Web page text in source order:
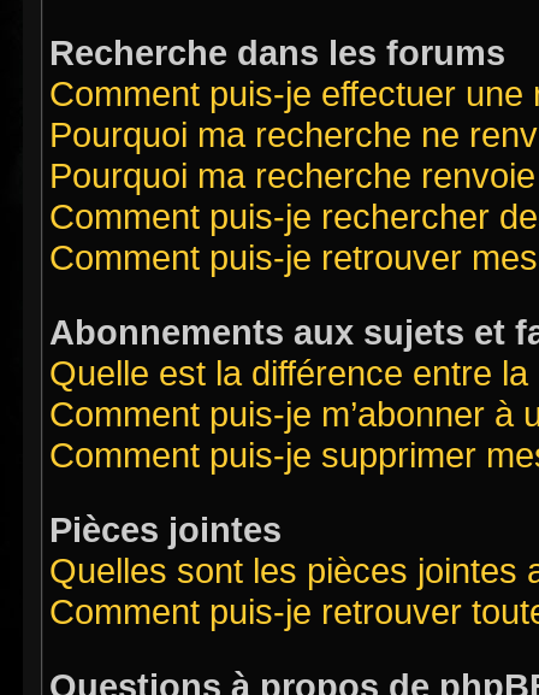
Recherche dans les forums
Comment puis-je effectuer
Pourquoi ma recherche ne
Pourquoi ma recherche
Comment puis-je rechercher
Comment puis-je retrouver
Abonnements aux sujets et
Quelle est la différence entre
Comment puis-je m’abonner
Comment puis-je supprimer
Pièces jointes
Quelles sont les pièces jointes
Comment puis-je retrouver
Questions à propos de